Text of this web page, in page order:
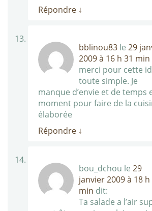
Répondre ↓
bblinou83 le 29
2009 à 16 h 31 min
merci pour cette
toute simple. Je
manque d’envie et de temps
moment pour faire de la
élaborée
Répondre ↓
bou_dchou le 29
janvier 2009 à 18 h
min dit:
Ta salade a l’air